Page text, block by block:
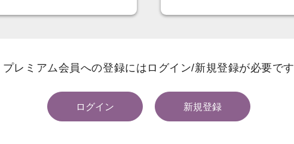
プレミアム会員への登録にはログイン/新規登録が必要です
ログイン 新規登録